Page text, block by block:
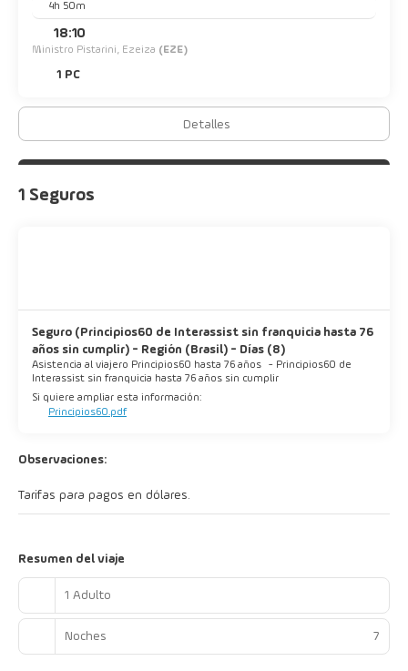
4h 50m
18:10
Ministro Pistarini, Ezeiza (EZE)
1 PC
Detalles
1 Seguros
Seguro (Principios60 de Interassist sin franquicia hasta 76
años sin cumplir) - Región (Brasil) - Días (8)
Asistencia al viajero Principios60 hasta 76 años - Principios60 de
Interassist sin franquicia hasta 76 años sin cumplir
Si quiere ampliar esta información:
Principios60.pdf
Observaciones:
Tarifas para pagos en dólares.
Resumen del viaje
1 Adulto
Noches 7